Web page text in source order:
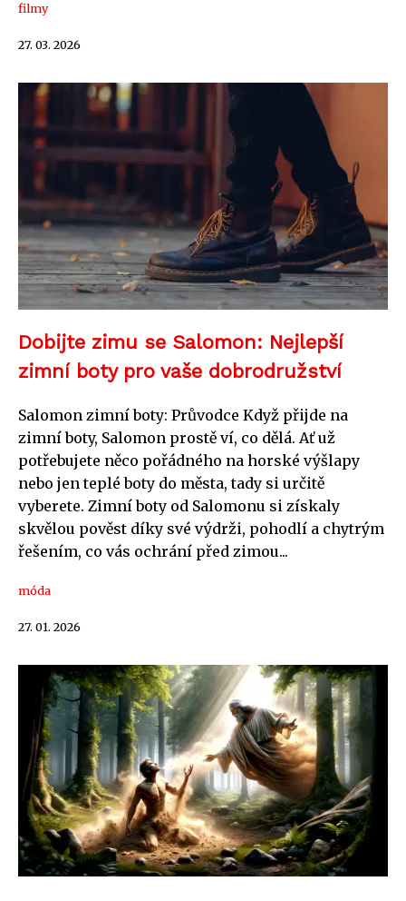
filmy
27. 03. 2026
Dobijte zimu se Salomon: Nejlepší
zimní boty pro vaše dobrodružství
Salomon zimní boty: Průvodce Když přijde na
zimní boty, Salomon prostě ví, co dělá. Ať už
potřebujete něco pořádného na horské výšlapy
nebo jen teplé boty do města, tady si určitě
vyberete. Zimní boty od Salomonu si získaly
skvělou pověst díky své výdrži, pohodlí a chytrým
řešením, co vás ochrání před zimou...
móda
27. 01. 2026